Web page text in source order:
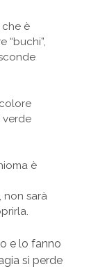
che è
“buchi”,
verde
è
sarà
e lo fanno
si perde